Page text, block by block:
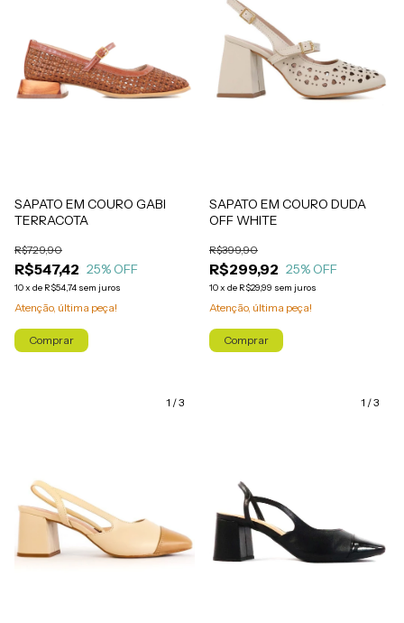
SAPATO EM COURO GABI
TERRACOTA
R$547,42
R$729,90
25% OFF
10x de R$54,74 sem juros
Atenção, última peça!
Comprar
SAPATO EM COURO DUDA
OFF WHITE
R$299,92
R$399,90
25% OFF
10x de R$29,99 sem juros
Atenção, última peça!
Comprar
1 /3 1 /3